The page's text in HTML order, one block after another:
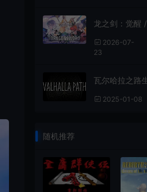
2026-07-
23
2025-01-08
随机推荐